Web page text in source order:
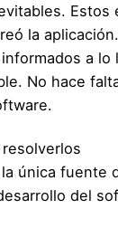
Estos
la
a lo
No hace
única fuente
del